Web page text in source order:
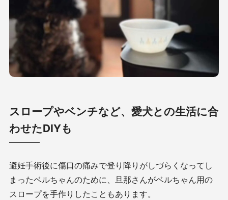
スロープやベンチなど、愛犬との生活に合
わせたDIYも
避妊手術後に傷口の痛みで登り降りがしづらくなってし
まったベルちゃんのために、旦那さんがベルちゃん用の
スロープを手作りしたこともあります。